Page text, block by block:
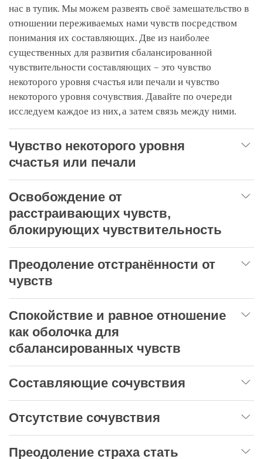
нас в тупик. Мы можем развеять своё замешательство в
отношении переживаемых нами чувств посредством
понимания их составляющих. Две из наиболее
существенных для развития сбалансированной
чувствительности составляющих – это чувство
некоторого уровня счастья или печали и чувство
некоторого уровня сочувствия. Давайте по очереди
исследуем каждое из них, а затем связь между ними.
Чувство некоторого уровня
счастья или печали
Освобождение от
расстраивающих чувств,
блокирующих чувствительность
Преодоление отстранённости от
чувств
Спокойствие и равное отношение
как оболочка для
сбалансированных чувств
Составляющие сочувствия
Отсутствие сочувствия
Преодоление страха стать